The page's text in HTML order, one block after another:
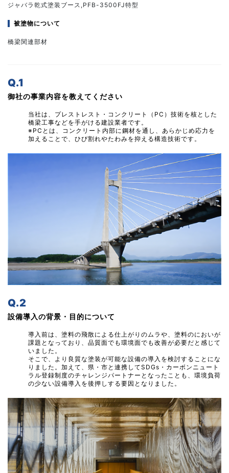
ジャバラ乾式塗装ブース,PFB-3500FJ特型
被塗物について
橋梁関連部材
Q.1
御社の事業内容を教えてください
当社は、プレストレスト・コンクリート（PC）技術を核とした
橋梁工事などを手がける建設業者です。
※PCとは、コンクリート内部に鋼材を通し、あらかじめ応力を
加えることで、ひび割れやたわみを抑える構造技術です。
Q.2
設備導入の背景・目的について
導入前は、塗料の飛散による仕上がりのムラや、塗料のにおいが
課題となっており、品質面でも環境面でも改善が必要だと感じて
いました。
そこで、より良質な塗装が可能な設備の導入を検討することにな
りました。加えて、県・市と連携してSDGs・カーボンニュート
ラル登録制度のチャレンジパートナーとなったことも、環境負荷
の少ない設備導入を後押しする要因となりました。